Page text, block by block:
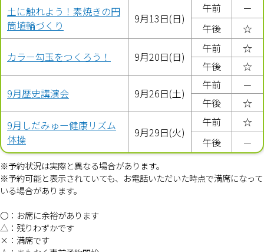
土に触れよう！素焼きの円
筒埴輪づくり
9月13日(日)
午前
－
午後
☆
カラー勾玉をつくろう！
9月20日(日)
午前
☆
午後
☆
9月歴史講演会
9月26日(土)
午前
－
午後
☆
9月しだみゅー健康リズム
体操
9月29日(火)
午前
☆
午後
－
※予約状況は実際と異なる場合があります。
※予約可能と表示されていても、お電話いただいた時点で満席になって
いる場合があります。
〇：お席に余裕があります
△：残りわずかです
×：満席です